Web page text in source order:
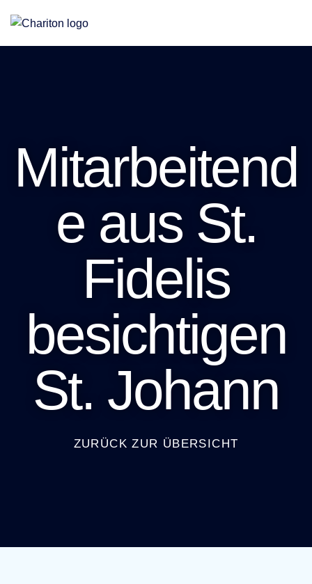
Mitarbeitend
e aus St.
Fidelis
besichtigen
St. Johann
ZURÜCK ZUR ÜBERSICHT